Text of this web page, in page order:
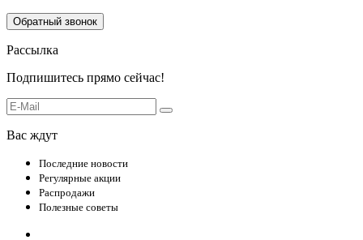
Обратный звонок
Рассылка
Подпишитесь прямо сейчас!
Вас ждут
Последние новости
Регулярные акции
Распродажи
Полезные советы